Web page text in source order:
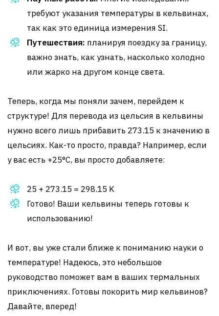
требуют указания температуры в кельвинах,
так как это единица измерения SI.
Путешествия: планируя поездку за границу,
важно знать, как узнать, насколько холодно
или жарко на другом конце света.
Теперь, когда мы поняли зачем, перейдем к
структуре! Для перевода из цельсия в кельвины
нужно всего лишь прибавить 273.15 к значению в
цельсиях. Как-то просто, правда? Например, если
у вас есть +25°C, вы просто добавляете:
25 + 273.15 = 298.15 K
Готово! Ваши кельвины теперь готовы к
использованию!
И вот, вы уже стали ближе к пониманию науки о
температуре! Надеюсь, это небольшое
руководство поможет вам в ваших термальных
приключениях. Готовы покорить мир кельвинов?
Давайте, вперед!